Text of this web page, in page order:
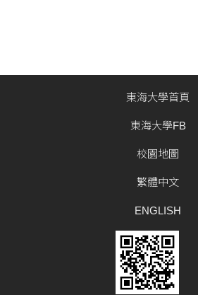
東海大學首頁
東海大學FB
校園地圖
繁體中文
ENGLISH